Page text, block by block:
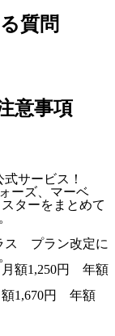
質問
意事項
サービス！
ーズ、マーベ
ターをまとめて
ス プラン改定に
月額1,250円 年額
額1,670円 年額